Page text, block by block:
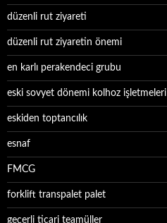
düzenli rut ziyareti
düzenli rut ziyaretin önemi
en karlı perakendeci grubu
eski sovyet dönemi kolhoz işletmeleri
eskiden toptancılık
esnaf
FMCG
forklift transpalet palet
geçerli ticari teamüller